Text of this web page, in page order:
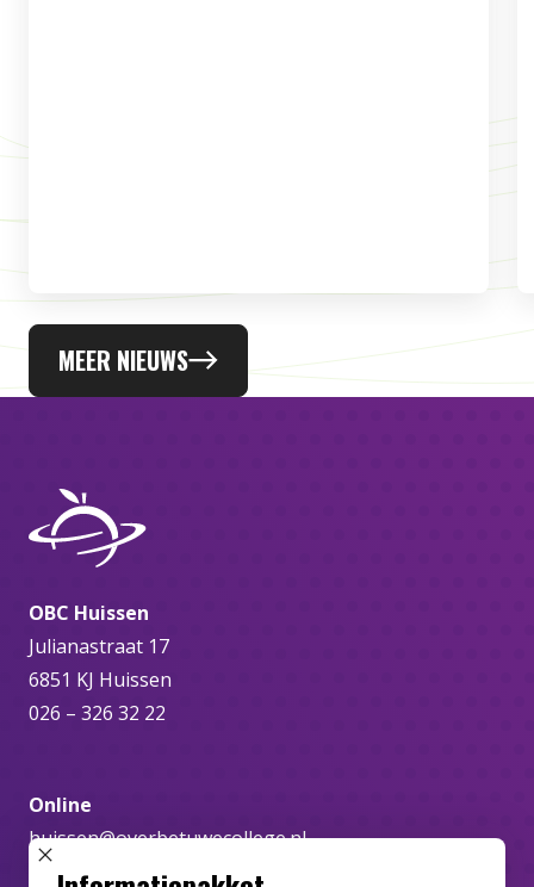
MEER NIEUWS
OBC Huissen
Julianastraat 17
6851 KJ Huissen
026 – 326 32 22
Online
huissen@overbetuwecollege.nl
SLUIT POPUP